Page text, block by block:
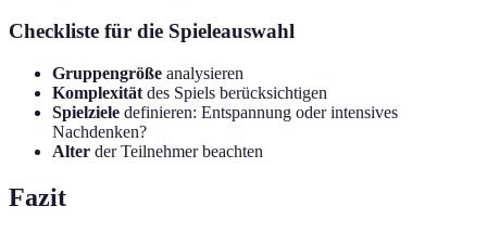
Checkliste für die Spieleauswahl
Gruppengröße analysieren
Komplexität des Spiels berücksichtigen
Spielziele definieren: Entspannung oder intensives
Nachdenken?
Alter der Teilnehmer beachten
Fazit